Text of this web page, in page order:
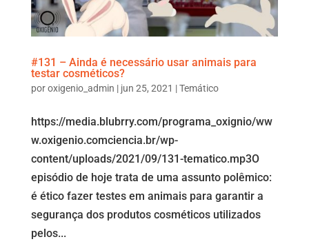
#131 – Ainda é necessário usar animais para
testar cosméticos?
poroxigenio_admin | jun 25, 2021 |Temático
https://media.blubrry.com/programa_oxignio/ww
w.oxigenio.comciencia.br/wp-
content/uploads/2021/09/131-tematico.mp3O
episódio de hoje trata de uma assunto polêmico:
é ético fazer testes em animais para garantir a
segurança dos produtos cosméticos utilizados
pelos...